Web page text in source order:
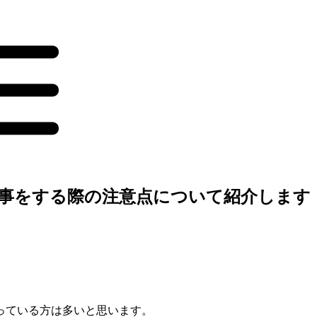
をする際の注意点について紹介します
いる方は多いと思います。